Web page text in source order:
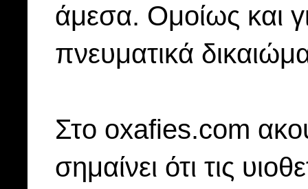
άμεσα. Ομοίως και
πνευματικά
Στo oxafies.com
σημαίνει ότι τις